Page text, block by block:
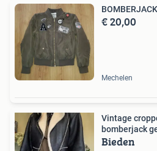
€ 20,00
Mechelen
Vintage
bomberjack
Bieden